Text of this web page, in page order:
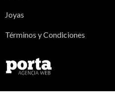
Joyas
Términos y Condiciones